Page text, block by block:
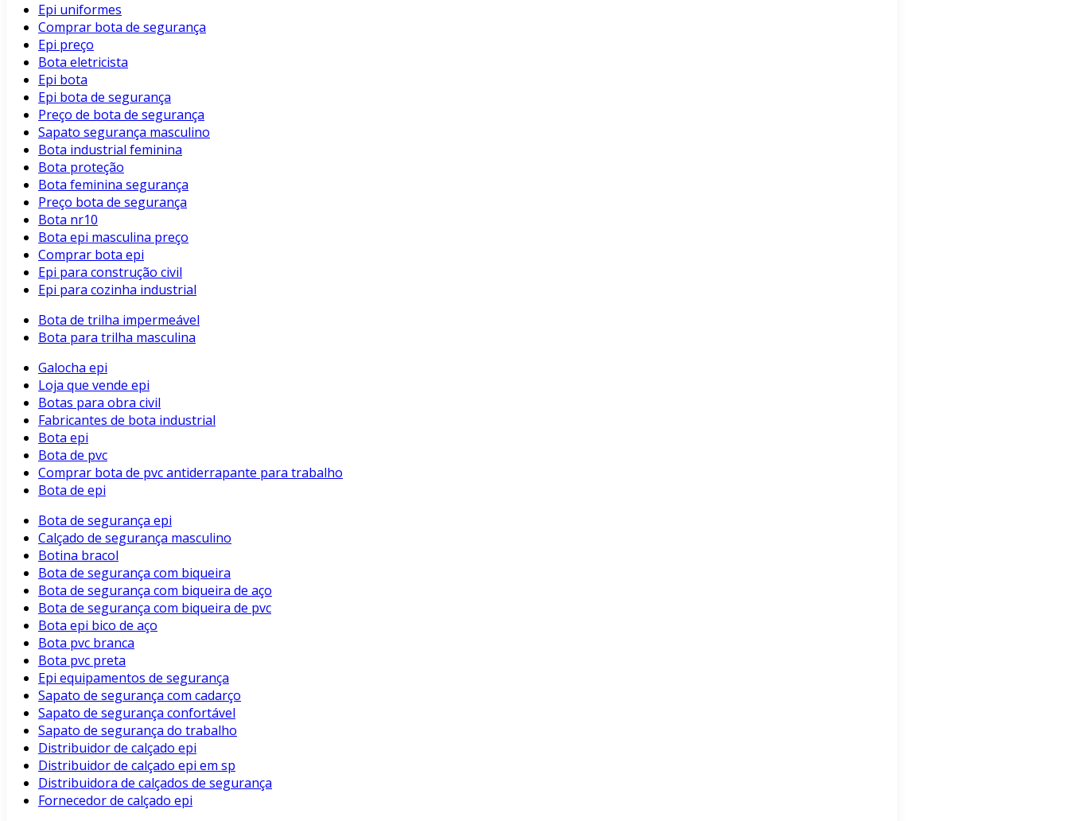
Epi uniformes
Comprar bota de segurança
Epi preço
Bota eletricista
Epi bota
Epi bota de segurança
Preço de bota de segurança
Sapato segurança masculino
Bota industrial feminina
Bota proteção
Bota feminina segurança
Preço bota de segurança
Bota nr10
Bota epi masculina preço
Comprar bota epi
Epi para construção civil
Epi para cozinha industrial
Bota de trilha impermeável
Bota para trilha masculina
Galocha epi
Loja que vende epi
Botas para obra civil
Fabricantes de bota industrial
Bota epi
Bota de pvc
Comprar bota de pvc antiderrapante para trabalho
Bota de epi
Bota de segurança epi
Calçado de segurança masculino
Botina bracol
Bota de segurança com biqueira
Bota de segurança com biqueira de aço
Bota de segurança com biqueira de pvc
Bota epi bico de aço
Bota pvc branca
Bota pvc preta
Epi equipamentos de segurança
Sapato de segurança com cadarço
Sapato de segurança confortável
Sapato de segurança do trabalho
Distribuidor de calçado epi
Distribuidor de calçado epi em sp
Distribuidora de calçados de segurança
Fornecedor de calçado epi